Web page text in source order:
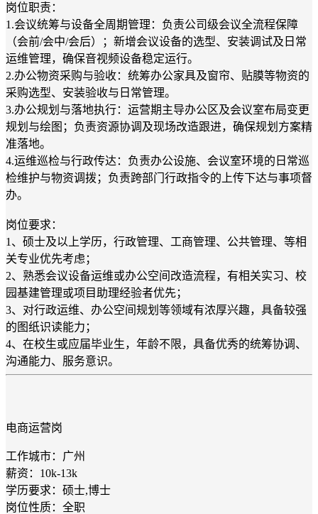
岗位职责：
1.会议统筹与设备全周期管理：负责公司级会议全流程保障
（会前/会中/会后）；新增会议设备的选型、安装调试及日常
运维管理，确保音视频设备稳定运行。
2.办公物资采购与验收：统筹办公家具及窗帘、贴膜等物资的
采购选型、安装验收与日常管理。
3.办公规划与落地执行：运营期主导办公区及会议室布局变更
规划与绘图；负责资源协调及现场改造跟进，确保规划方案精
准落地。
4.运维巡检与行政传达：负责办公设施、会议室环境的日常巡
检维护与物资调拨；负责跨部门行政指令的上传下达与事项督
办。
岗位要求：
1、硕士及以上学历，行政管理、工商管理、公共管理、等相
关专业优先考虑；
2、熟悉会议设备运维或办公空间改造流程，有相关实习、校
园基建管理或项目助理经验者优先；
3、对行政运维、办公空间规划等领域有浓厚兴趣，具备较强
的图纸识读能力；
4、在校生或应届毕业生，年龄不限，具备优秀的统筹协调、
沟通能力、服务意识。
电商运营岗
工作城市：广州
薪资：10k-13k
学历要求：硕士,博士
岗位性质：全职